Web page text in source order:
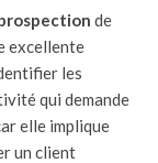
de
excellente
les
qui demande
elle implique
un client